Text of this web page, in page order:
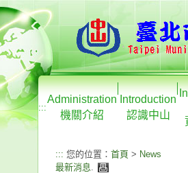
:::
Administration
機關介紹
Introduction
認識中山
::: 您的位置： 首頁 > News
最新消息.